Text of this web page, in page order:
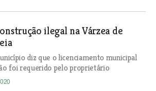
ilegal na Várzea de
diz que o licenciamento municipal
foi requerido pelo proprietário